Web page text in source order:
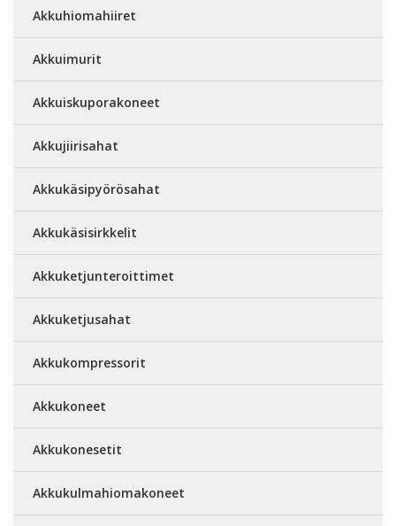
Akkuhiomahiiret
Akkuimurit
Akkuiskuporakoneet
Akkujiirisahat
Akkukäsipyörösahat
Akkukäsisirkkelit
Akkuketjunteroittimet
Akkuketjusahat
Akkukompressorit
Akkukoneet
Akkukonesetit
Akkukulmahiomakoneet